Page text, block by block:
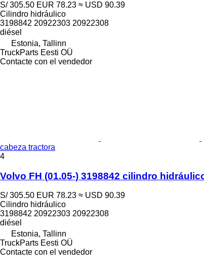
S/ 305.50 EUR 78.23 ≈ USD 90.39
Cilindro hidráulico
3198842 20922303 20922308
diésel
Estonia, Tallinn
TruckParts Eesti OÜ
Contacte con el vendedor
cabeza tractora
4
Volvo FH (01.05-) 3198842 cilindro
S/ 305.50 EUR 78.23 ≈ USD 90.39
Cilindro hidráulico
3198842 20922303 20922308
diésel
Estonia, Tallinn
TruckParts Eesti OÜ
Contacte con el vendedor